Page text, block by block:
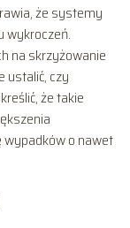
że systemy
wykroczeń.
na skrzyżowanie
ustalić, czy
że takie
wypadków o nawet